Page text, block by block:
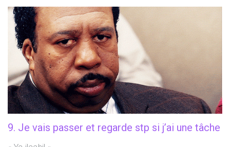
9. Je vais passer et regarde stp si j’ai une tâche